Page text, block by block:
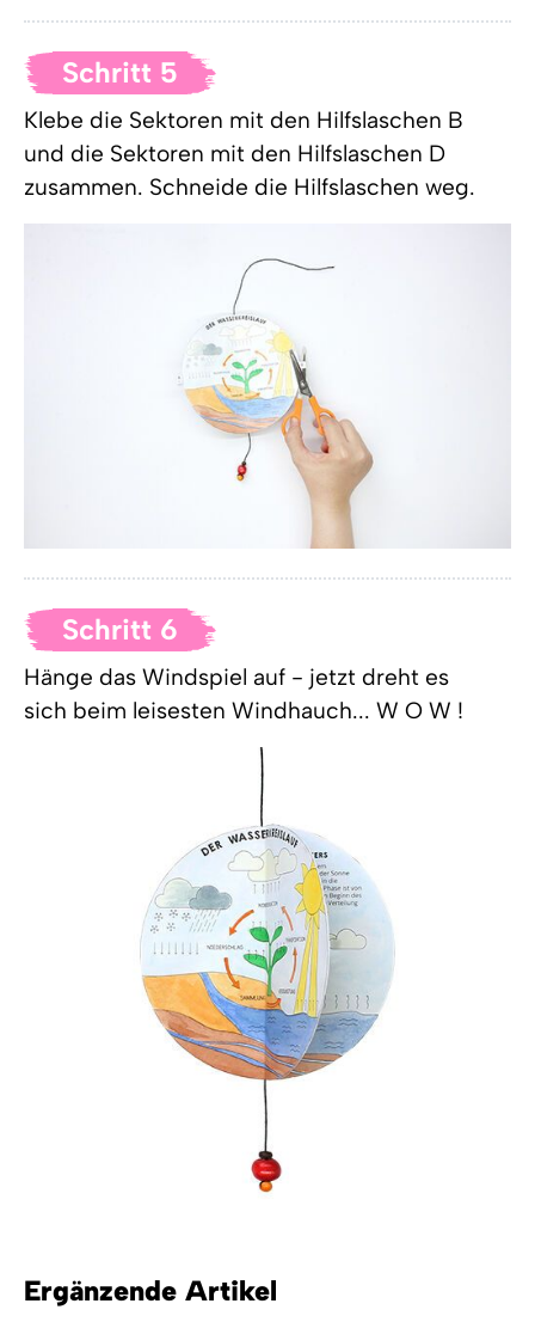
Schritt 5
Klebe die Sektoren mit den Hilfslaschen B
und die Sektoren mit den Hilfslaschen D
zusammen. Schneide die Hilfslaschen weg.
Schritt 6
Hänge das Windspiel auf - jetzt dreht es
sich beim leisesten Windhauch... W O W !
Ergänzende Artikel